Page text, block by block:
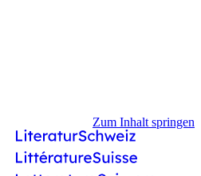
Zum Inhalt springen